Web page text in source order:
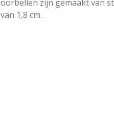
oorbellen zijn gemaakt van
van 1,8 cm.